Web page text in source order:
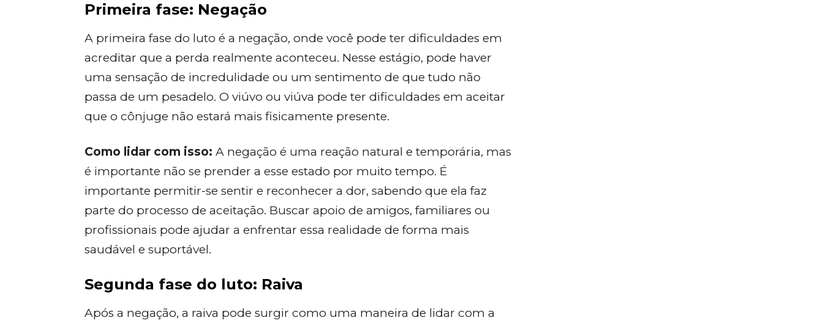
Primeira fase: Negação
A primeira fase do luto é a negação, onde você pode ter dificuldades em
acreditar que a perda realmente aconteceu. Nesse estágio, pode haver
uma sensação de incredulidade ou um sentimento de que tudo não
passa de um pesadelo. O viúvo ou viúva pode ter dificuldades em aceitar
que o cônjuge não estará mais fisicamente presente.
Como lidar com isso: A negação é uma reação natural e temporária, mas
é importante não se prender a esse estado por muito tempo. É
importante permitir-se sentir e reconhecer a dor, sabendo que ela faz
parte do processo de aceitação. Buscar apoio de amigos, familiares ou
profissionais pode ajudar a enfrentar essa realidade de forma mais
saudável e suportável.
Segunda fase do luto: Raiva
Após a negação, a raiva pode surgir como uma maneira de lidar com a